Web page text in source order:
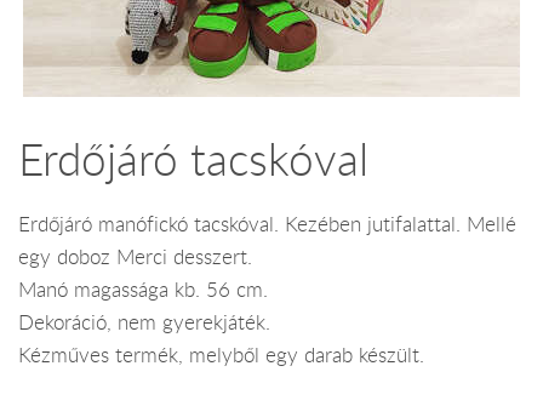
Erdőjáró tacskóval
Erdőjáró manófickó tacskóval. Kezében jutifalattal. Mellé
egy doboz Merci desszert.
Manó magassága kb. 56 cm.
Dekoráció, nem gyerekjáték.
Kézműves termék, melyből egy darab készült.